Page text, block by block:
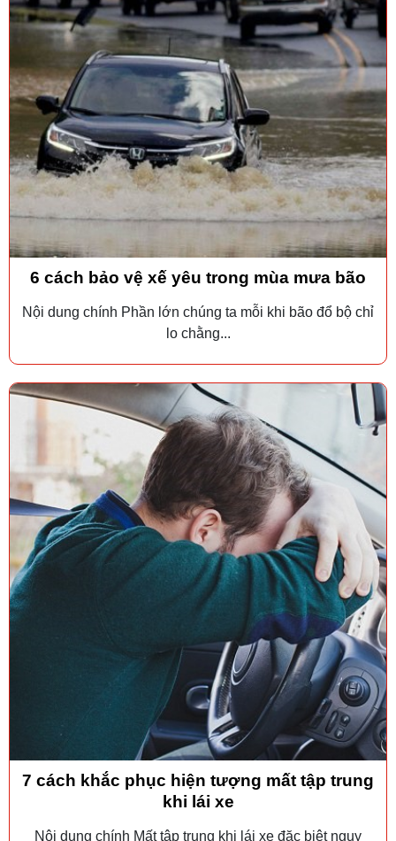
6 cách bảo vệ xế yêu trong mùa mưa bão
Nội dung chính Phần lớn chúng ta mỗi khi bão đổ bộ chỉ
lo chằng...
7 cách khắc phục hiện tượng mất tập trung
khi lái xe
Nội dung chính Mất tập trung khi lái xe đặc biệt nguy